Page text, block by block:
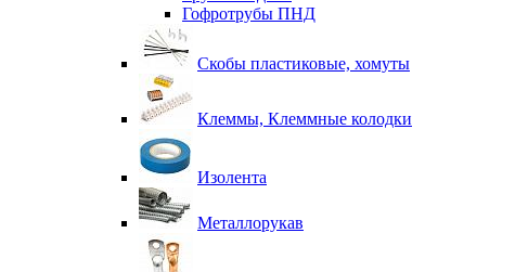
Гофротрубы ПНД
Скобы пластиковые, хомуты
Клеммы, Клеммные колодки
Изолента
Металлорукав